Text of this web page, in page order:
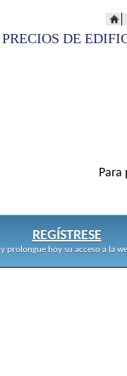
PRECIOS DE
REGÍSTRESE
y prolongue hoy su acceso a la
Para